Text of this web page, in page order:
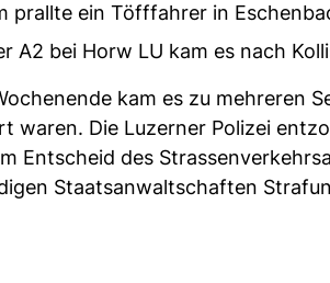
prallte ein Töfffahrer in
A2 bei Horw LU kam es nach
kam es zu mehreren
waren. Die Luzerner Polizei
Entscheid des
Staatsanwaltschaften